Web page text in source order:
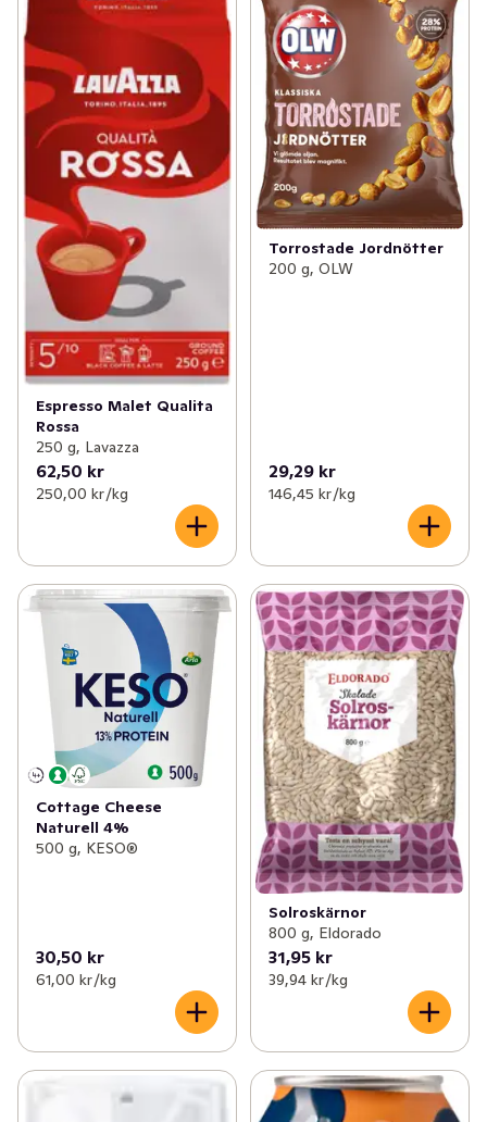
Espresso Malet Qualita
Rossa
250 g, Lavazza
62,50 kr
250,00 kr /kg
Torrostade Jordnötter
200 g, OLW
29,29 kr
146,45 kr /kg
Cottage Cheese
Naturell 4%
500 g, KESO®
30,50 kr
61,00 kr /kg
Solroskärnor
800 g, Eldorado
31,95 kr
39,94 kr /kg